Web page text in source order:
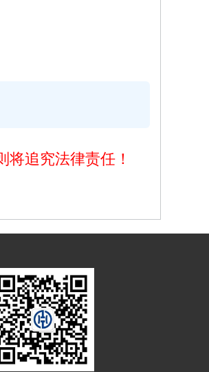
追究法律责任！